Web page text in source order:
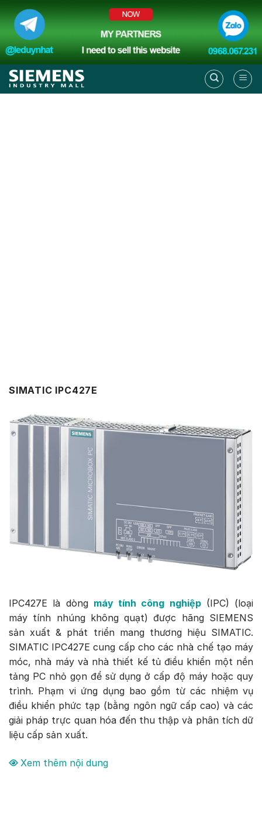
to
content
SIMATIC IPC427E
IPC427E là dòng máy tính công nghiệp(IPC) (loại
máy tính nhúng không quạt) được hãng SIEMENS
sản xuất & phát triển mang thương hiệu SIMATIC.
SIMATIC IPC427E cung cấp cho các nhà chế tạo máy
móc, nhà máy và nhà thiết kế tủ điều khiển một nền
tảng PC nhỏ gọn để sử dụng ở cấp độ máy hoặc quy
trình. Phạm vi ứng dụng bao gồm từ các nhiệm vụ
điều khiển phức tạp (bằng ngôn ngữ cấp cao) và các
giải pháp trực quan hóa đến thu thập và phân tích dữ
liệu cấp sản xuất.
Xem thêm nội dung